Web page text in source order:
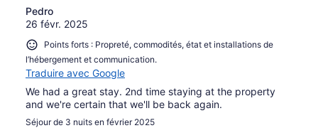
Pedro
26 févr. 2025
Points forts : Propreté, commodités, état et installations de
l’hébergement et communication.
Traduire avec Google
We had a great stay. 2nd time staying at the property
and we're certain that we'll be back again.
Séjour de 3 nuits en février 2025